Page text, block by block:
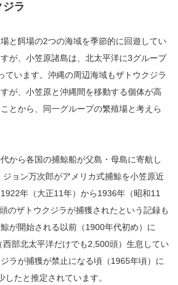
ラ
と餌場の2つの海域を季節的に回遊してい
が、小笠原諸島は、北太平洋に3グループ
ています。沖縄の周辺海域もザトウクジラ
が、小笠原と沖縄間を移動する個体が高
とから、同一グループの繁殖場と考えら
から各国の捕鯨船が父島・母島に寄航し
ョン万次郎がアメリカ式捕鯨を小笠原近
年（大正11年）から1936年（昭和11
のザトウクジラが捕獲されたという記録も
が開始される以前（1900年代初め）に
部北太平洋だけでも2,500頭）生息してい
ラが捕獲が禁止になる頃（1965年頃）に
たと推定されています。